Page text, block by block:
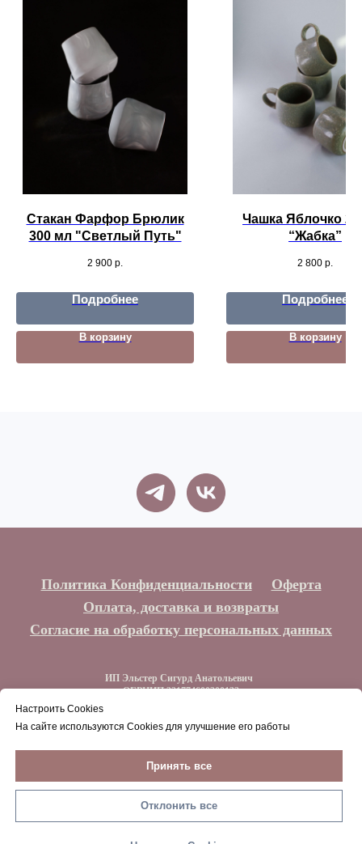
Настроить Cookies
На сайте используются Cookies для улучшение его работы
Принять все
Отклонить все
Стакан Фарфор Брюлик
300 мл "Светлый Путь"
2 900 р.
Подробнее
В корзину
Чашка Яблочко
“Жабка”
2 800 р.
Подробнее
В корзину
Политика Конфиденциальности
Оферта
Оплата, доставка и возвраты
Согласие на обработку персональных данных
ИП Эльстер Сигурд Анатольевич
ОГРНИП 321774600300132
Наверх